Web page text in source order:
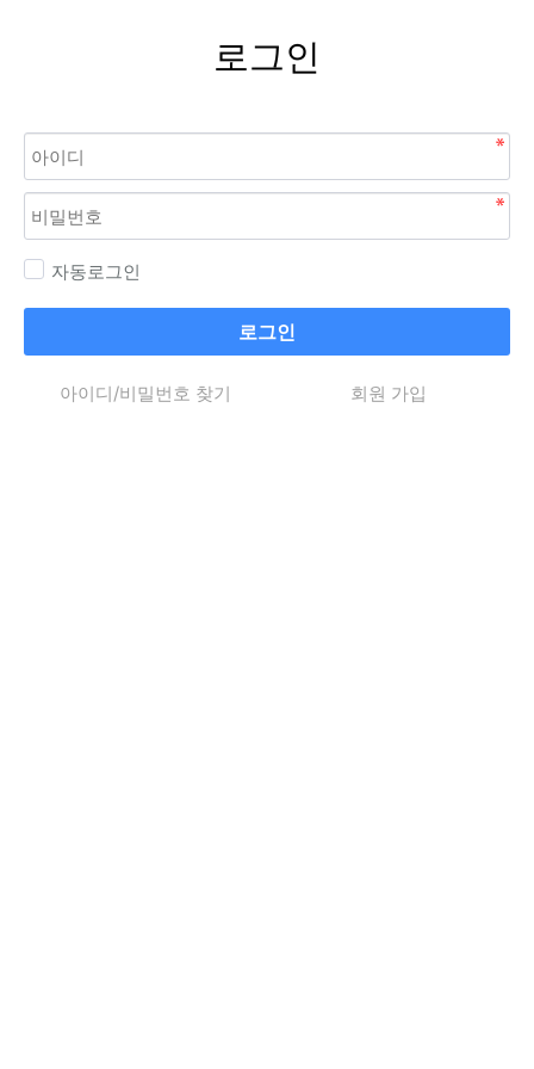
로그인
자동로그인
로그인
아이디/비밀번호 찾기 회원 가입